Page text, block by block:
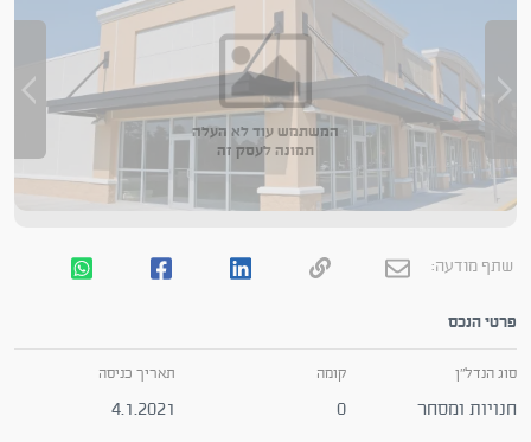
המשתמש עוד לא העלה
תמונה לעסק זה
שתף מודעה:
פרטי הנכס
סוג הנדל"ן
חנויות ומסחר
קומה
0
תאריך כניסה
4.1.2021